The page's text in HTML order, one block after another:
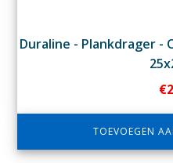
Duraline - Plankdrager -
€
TOEVOEGEN